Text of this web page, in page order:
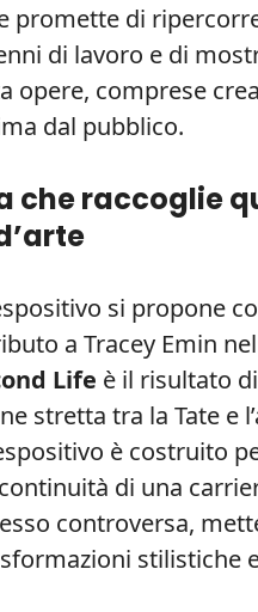
promette di
di lavoro e di
opere, comprese
dal pubblico.
che raccoglie
si propone
a Tracey Emin
Life è il risultato
stretta tra la Tate e
è costruito
di una
controversa,
stilistiche